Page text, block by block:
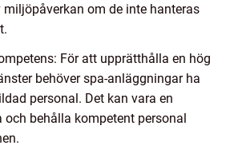
miljöpåverkan om de inte hanteras
För att upprätthålla en hög
behöver spa-anläggningar ha
personal. Det kan vara en
behålla kompetent personal